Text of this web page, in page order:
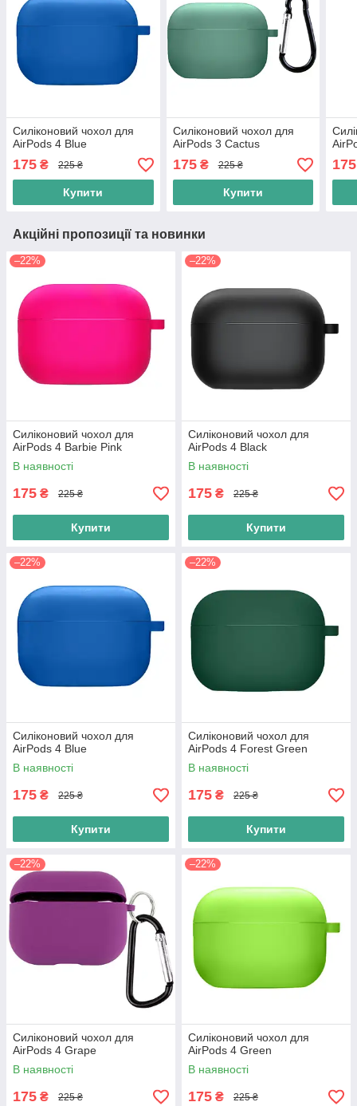
Силіконовий чохол для
AirPods 4 Blue
175 ₴ 225 ₴
Купити
Силіконовий чохол для
AirPods 3 Cactus
175₴ 225 ₴
Купити
175
Акційні пропозиції та новинки
–22%
Силіконовий чохол для
AirPods 4 Barbie Pink
В наявності
175 ₴ 225 ₴
Купити
–22%
Силіконовий чохол для
AirPods 4 Black
В наявності
175 ₴ 225 ₴
Купити
–22%
Силіконовий чохол для
AirPods 4 Blue
В наявності
175 ₴ 225 ₴
Купити
–22%
Силіконовий чохол для
AirPods 4 Forest Green
В наявності
175 ₴ 225 ₴
Купити
–22%
Силіконовий чохол для
AirPods 4 Grape
В наявності
175 ₴ 225 ₴
–22%
Силіконовий чохол для
AirPods 4 Green
В наявності
175 ₴ 225 ₴